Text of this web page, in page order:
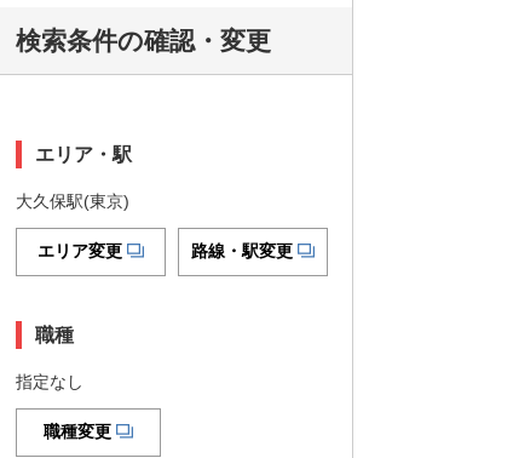
検索条件の確認・変更
エリア・駅
大久保駅(東京)
エリア変更 路線・駅変更
職種
指定なし
職種変更